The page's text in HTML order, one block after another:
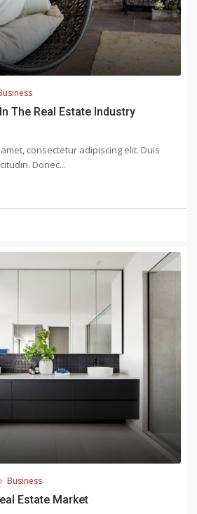
The Real Estate Industry
consectetur adipiscing elit. Duis
Donec...
Business
Estate Market